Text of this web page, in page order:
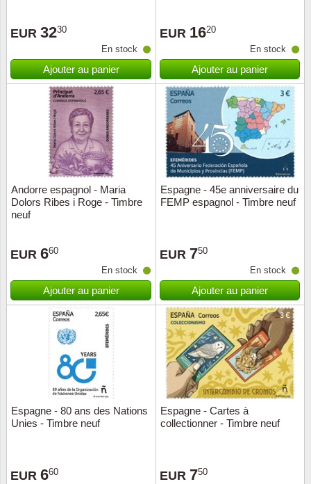
EUR 3230
En stock
Ajouter au panier
EUR 1620
En stock
Ajouter au panier
Andorre espagnol - Maria
Dolors Ribes i Roge - Timbre
neuf
EUR 660
En stock
Ajouter au panier
Espagne - 45e anniversaire du
FEMP espagnol - Timbre neuf
EUR 750
En stock
Ajouter au panier
Espagne - 80 ans des Nations
Unies - Timbre neuf
EUR 660
Espagne - Cartes à
collectionner - Timbre neuf
EUR 750